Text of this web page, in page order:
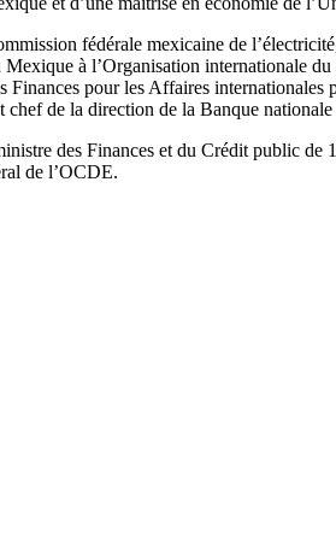
fédérale mexicaine de
à l’Organisation internationale
pour les Affaires
de la direction de la Banque
des Finances et du Crédit public de
de l’OCDE.